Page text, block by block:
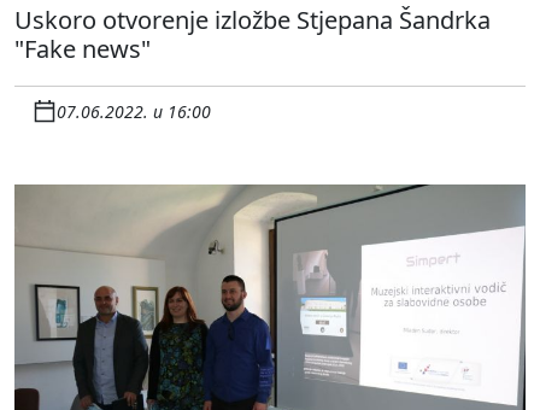
Uskoro otvorenje izložbe Stjepana Šandrka
"Fake news"
07.06.2022. u 16:00